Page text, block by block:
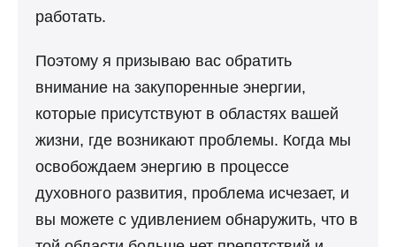
работать.
Поэтому я призываю вас обратить
внимание на закупоренные энергии,
которые присутствуют в областях вашей
жизни, где возникают проблемы. Когда мы
освобождаем энергию в процессе
духовного развития, проблема исчезает, и
вы можете с удивлением обнаружить, что в